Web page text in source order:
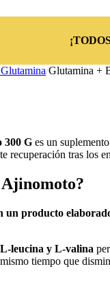
/Glutamina +
300 Ges un
recuperación tras los
producto
leucina y L-valina
tiempo que